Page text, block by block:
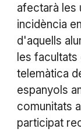
afectarà les
incidència
d'aquells
les
telemàtica
espanyols
comunitats
participat